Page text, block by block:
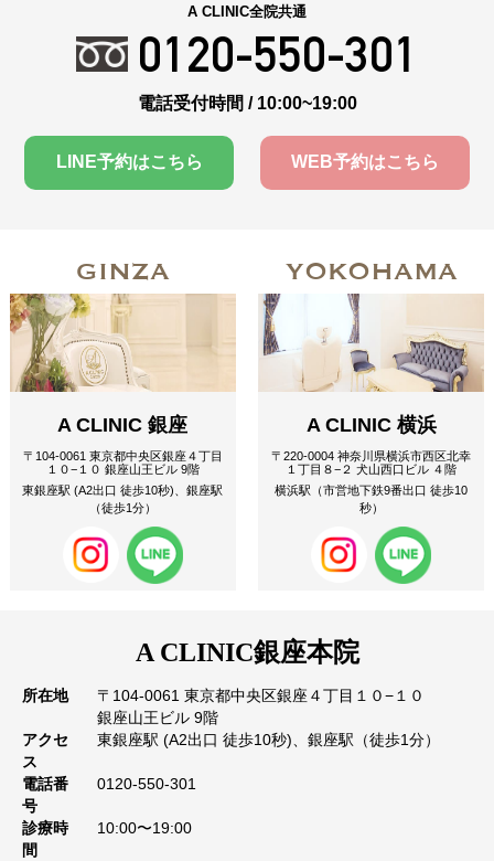
A CLINIC全院共通
0120-550-301
電話受付時間 / 10:00~19:00
LINE予約はこちら WEB予約はこちら
GINZA
A CLINIC 銀座
〒104-0061 東京都中央区銀座４丁目
１０−１０ 銀座山王ビル 9階
東銀座駅 (A2出口 徒歩10秒)、銀座駅
（徒歩1分）
YOKOHAMA
A CLINIC 横浜
〒220-0004 神奈川県横浜市西区北幸
１丁目８−２ 犬山西口ビル ４階
横浜駅（市営地下鉄9番出口 徒歩10
秒）
A CLINIC銀座本院
所在地
〒104-0061 東京都中央区銀座４丁目１０−１０
銀座山王ビル 9階
アクセ
ス
東銀座駅 (A2出口 徒歩10秒)、銀座駅（徒歩1分）
電話番
号
0120-550-301
診療時
間
10:00〜19:00